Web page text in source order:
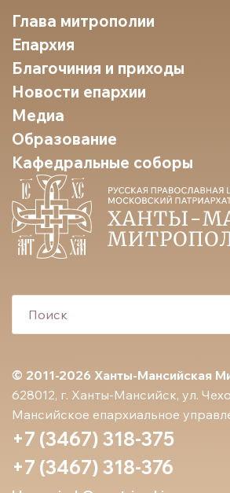
© 2011-2026 Ханты-Мансийская
628012, г. Ханты-Мансийск, ул.
Мансийское епархиальное
+7 (3467) 318-375
+7 (3467) 318-376
Глава митрополии
Епархия
Благочиния и приходы
Новости епархии
Медиа
Образование
Кафедральные соборы